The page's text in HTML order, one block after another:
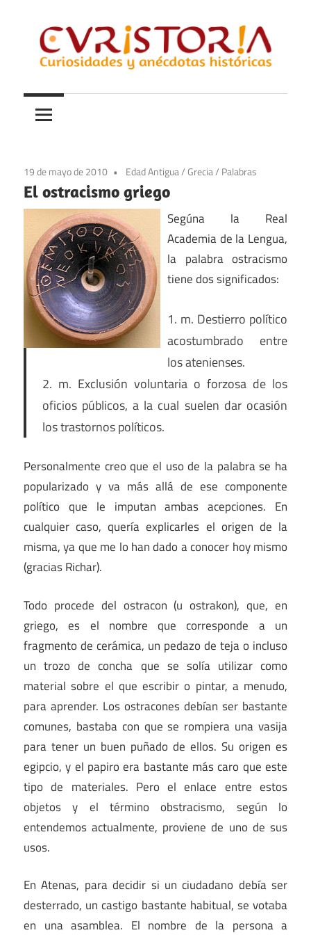
contenido
Curistoria
y
anécdotas
historia
19 de mayo de 2010 Edad Antigua/Grecia/ Palabras
El ostracismo griego
Segúna la Real
Academia de la Lengua,
la palabra ostracismo
tiene dos significados:
1. m. Destierro político
acostumbrado entre
los atenienses.
2. m. Exclusión voluntaria o forzosa de los
oficios públicos, a la cual suelen dar ocasión
los trastornos políticos.
Personalmente creo que el uso de la palabra se ha
popularizado y va más allá de ese componente
político que le imputan ambas acepciones. En
cualquier caso, quería explicarles el origen de la
misma, ya que me lo han dado a conocer hoy mismo
(gracias Richar).
Todo procede del ostracon (u ostrakon), que, en
griego, es el nombre que corresponde a un
fragmento de cerámica, un pedazo de teja o incluso
un trozo de concha que se solía utilizar como
material sobre el que escribir o pintar, a menudo,
para aprender. Los ostracones debían ser bastante
comunes, bastaba con que se rompiera una vasija
para tener un buen puñado de ellos. Su origen es
egipcio, y el papiro era bastante más caro que este
tipo de materiales. Pero el enlace entre estos
objetos y el término obstracismo, según lo
entendemos actualmente, proviene de uno de sus
usos.
En Atenas, para decidir si un ciudadano debía ser
desterrado, un castigo bastante habitual, se votaba
en una asamblea. El nombre de la persona a